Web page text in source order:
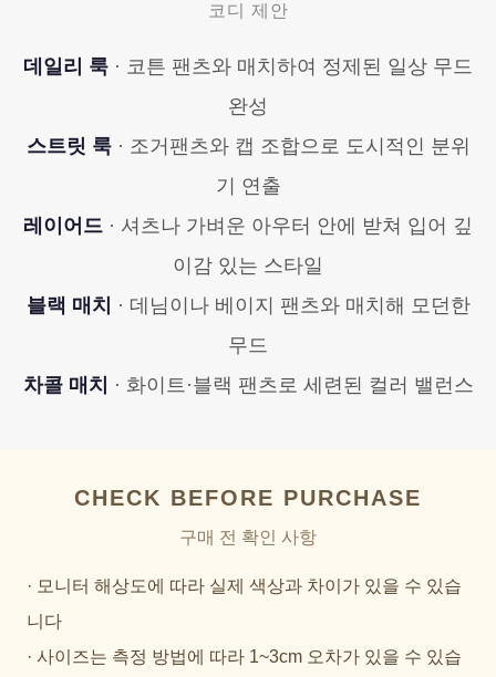
코디 제안
데일리 룩 · 코튼 팬츠와 매치하여 정제된 일상 무드
완성
스트릿 룩· 조거팬츠와 캡 조합으로 도시적인 분위
기 연출
레이어드 · 셔츠나 가벼운 아우터 안에 받쳐 입어 깊
이감 있는 스타일
블랙 매치 · 데님이나 베이지 팬츠와 매치해 모던한
무드
차콜 매치 · 화이트·블랙 팬츠로 세련된 컬러 밸런스
CHECK BEFORE PURCHASE
구매 전 확인 사항
· 모니터 해상도에 따라 실제 색상과 차이가 있을 수 있습
니다
· 사이즈는 측정 방법에 따라 1~3cm 오차가 있을 수 있습